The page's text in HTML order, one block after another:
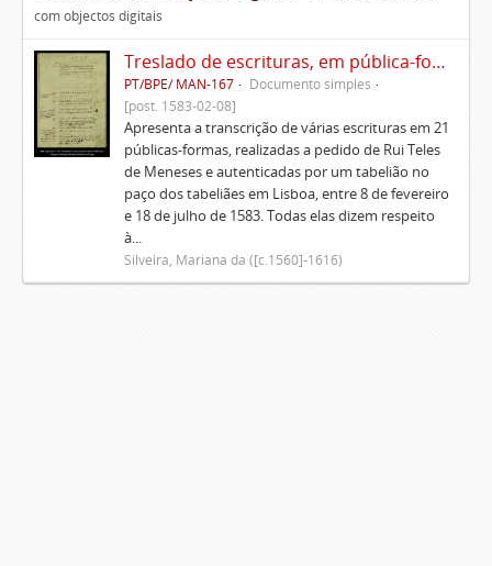
com objectos digitais
Treslado de escrituras, em pública-forma, de Rui Teles de Meneses
PT/BPE/ MAN-167
Documento simples
[post. 1583-02-08]
Apresenta a transcrição de várias escrituras em 21
públicas-formas, realizadas a pedido de Rui Teles
de Meneses e autenticadas por um tabelião no
paço dos tabeliães em Lisboa, entre 8 de fevereiro
e 18 de julho de 1583. Todas elas dizem respeito
à...
Silveira, Mariana da ([c.1560]-1616)